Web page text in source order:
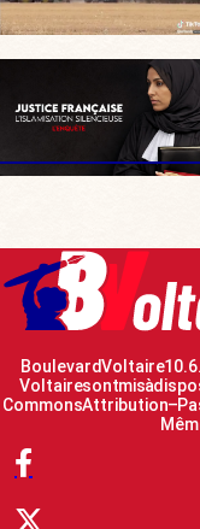
Boulevard Voltaire
Voltaire sont mis à
Commons Attribution –